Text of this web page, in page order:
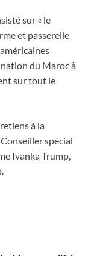
sur « le
et passerelle
du Maroc à
sur tout le
à la
spécial
Ivanka Trump,